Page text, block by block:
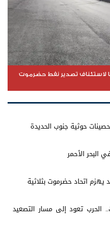
لاستئناف تصدير نفط حضرموت
حوثية جنوب الحديدة
البحر الأحمر
اتحاد حضرموت بثلاثية
الحرب تعود إلى مسار التصعيد